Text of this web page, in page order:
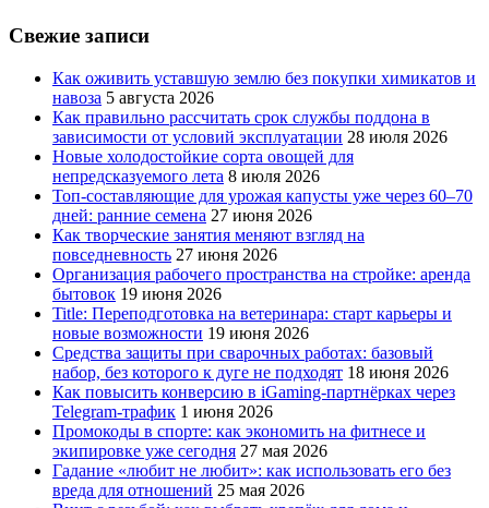
Свежие записи
Как оживить уставшую землю без покупки химикатов и
навоза 5 августа 2026
Как правильно рассчитать срок службы поддона в
зависимости от условий эксплуатации 28 июля 2026
Новые холодостойкие сорта овощей для
непредсказуемого лета 8 июля 2026
Топ-составляющие для урожая капусты уже через 60–70
дней: ранние семена 27 июня 2026
Как творческие занятия меняют взгляд на
повседневность 27 июня 2026
Организация рабочего пространства на стройке: аренда
бытовок 19 июня 2026
Title: Переподготовка на ветеринара: старт карьеры и
новые возможности 19 июня 2026
Средства защиты при сварочных работах: базовый
набор, без которого к дуге не подходят 18 июня 2026
Как повысить конверсию в iGaming-партнёрках через
Telegram-трафик 1 июня 2026
Промокоды в спорте: как экономить на фитнесе и
экипировке уже сегодня 27 мая 2026
Гадание «любит не любит»: как использовать его без
вреда для отношений 25 мая 2026